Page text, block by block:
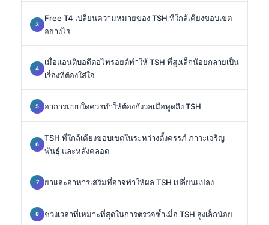
Free T4 เปลี่ยนความหมายของ TSH ที่ใกล้เคียงขอบเขต
อย่างไร
เมื่อแอนติบอดีต่อไทรอยด์ทำให้ TSH ที่สูงเล็กน้อยกลายเป็น
เรื่องที่ต้องใส่ใจ
อาการแบบใดควรทำให้ต้องกังวลเมื่อพูดถึง TSH
TSH ที่ใกล้เคียงขอบเขตในระหว่างตั้งครรภ์ ภาวะเจริญ
พันธุ์ และหลังคลอด
ยาและอาหารเสริมที่อาจทำให้ผล TSH เปลี่ยนแปลง
ช่วงเวลาที่เหมาะที่สุดในการตรวจซ้ำเมื่อ TSH สูงเล็กน้อย